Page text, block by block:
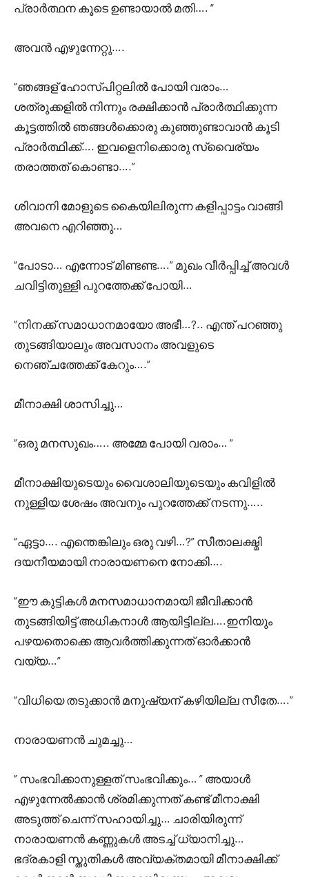
പ്രാർത്ഥന കൂടെ ഉണ്ടായാൽ മതി…. “
അവൻ എഴുന്നേറ്റു….
“ഞങ്ങള് ഹോസ്പിറ്റലിൽ പോയി വരാം…
ശത്രുക്കളിൽ നിന്നും രക്ഷിക്കാൻ പ്രാർത്ഥിക്കുന്ന
കൂട്ടത്തിൽ ഞങ്ങൾക്കൊരു കുഞ്ഞുണ്ടാവാൻ കൂടി
പ്രാർത്ഥിക്ക്…. ഇവളെനിക്കൊരു സ്വൈര്യം
തരാത്തത് കൊണ്ടാ….”
ശിവാനി മോളുടെ കൈയിലിരുന്ന കളിപ്പാട്ടം വാങ്ങി
അവനെ എറിഞ്ഞു…
“പോടാ… എന്നോട് മിണ്ടണ്ട….” മുഖം വീർപ്പിച്ച് അവൾ
ചവിട്ടിതുള്ളി പുറത്തേക്ക് പോയി…
“നിനക്ക് സമാധാനമായോ അഭീ…?.. എന്ത് പറഞ്ഞു
തുടങ്ങിയാലും അവസാനം അവളുടെ
നെഞ്ചത്തേക്ക് കേറും….”
മീനാക്ഷി ശാസിച്ചു…
“ഒരു മനസുഖം….. അമ്മേ പോയി വരാം… “
മീനാക്ഷിയുടെയും വൈശാലിയുടെയും കവിളിൽ
നുള്ളിയ ശേഷം അവനും പുറത്തേക്ക് നടന്നു…..
“ഏട്ടാ…. എന്തെങ്കിലും ഒരു വഴി…?” സീതാലക്ഷ്മി
ദയനീയമായി നാരായണനെ നോക്കി….
“ഈ കുട്ടികൾ മനസമാധാനമായി ജീവിക്കാൻ
തുടങ്ങിയിട്ട് അധികനാൾ ആയിട്ടില്ല….ഇനിയും
പഴയതൊക്കെ ആവർത്തിക്കുന്നത് ഓർക്കാൻ
വയ്യ…”
“വിധിയെ തടുക്കാൻ മനുഷ്യന് കഴിയില്ല സീതേ….”
നാരായണൻ ചുമച്ചു…
” സംഭവിക്കാനുള്ളത് സംഭവിക്കും… ” അയാൾ
എഴുന്നേൽക്കാൻ ശ്രമിക്കുന്നത് കണ്ട് മീനാക്ഷി
അടുത്ത് ചെന്ന് സഹായിച്ചു… ചാരിയിരുന്ന്
നാരായണൻ കണ്ണുകൾ അടച്ച് ധ്യാനിച്ചു…
ഭദ്രകാളി സ്തുതികൾ അവ്യക്തമായി മീനാക്ഷിക്ക്